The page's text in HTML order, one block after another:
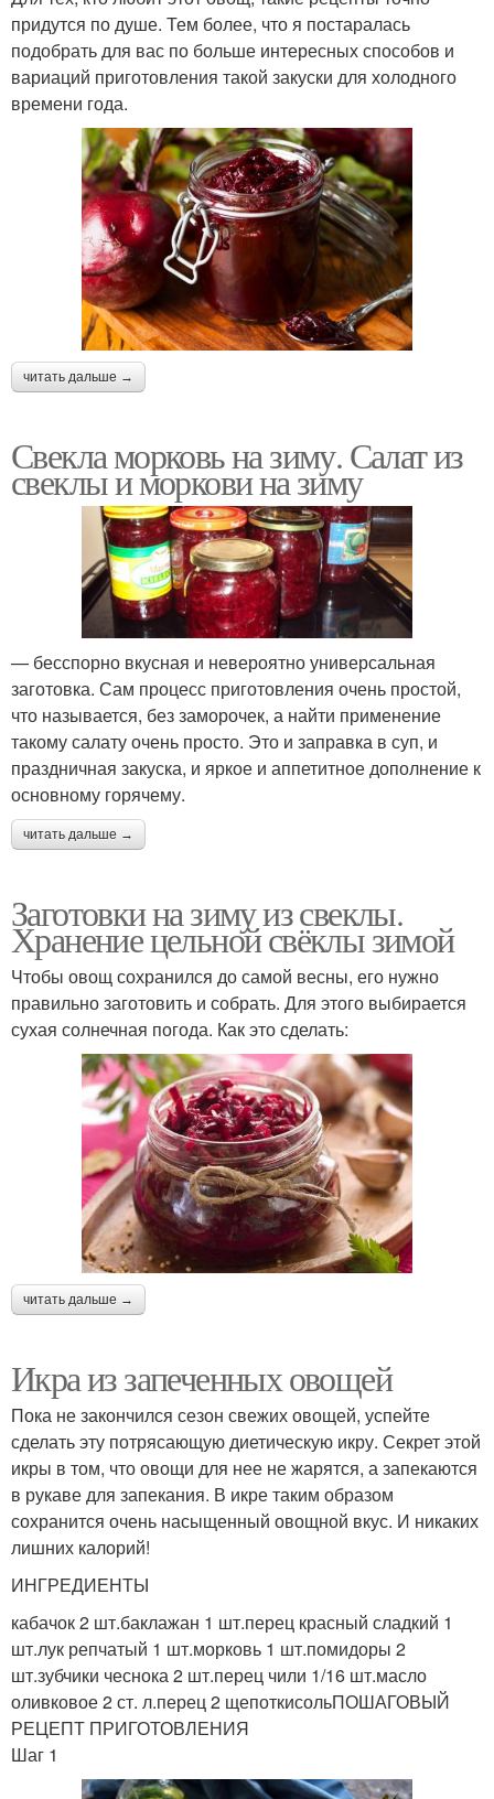
придутся по душе. Тем более, что я постаралась
подобрать для вас по больше интересных способов и
вариаций приготовления такой закуски для холодного
времени года.
читать дальше →
Свекла морковь на зиму. Салат из
свеклы и моркови на зиму
— бесспорно вкусная и невероятно универсальная
заготовка. Сам процесс приготовления очень простой,
что называется, без заморочек, а найти применение
такому салату очень просто. Это и заправка в суп, и
праздничная закуска, и яркое и аппетитное дополнение к
основному горячему.
читать дальше →
Заготовки на зиму из свеклы.
Хранение цельной свёклы зимой
Чтобы овощ сохранился до самой весны, его нужно
правильно заготовить и собрать. Для этого выбирается
сухая солнечная погода. Как это сделать:
читать дальше →
Икра из запеченных овощей
Пока не закончился сезон свежих овощей, успейте
сделать эту потрясающую диетическую икру. Секрет этой
икры в том, что овощи для нее не жарятся, а запекаются
в рукаве для запекания. В икре таким образом
сохранится очень насыщенный овощной вкус. И никаких
лишних калорий!
ИНГРЕДИЕНТЫ
кабачок 2 шт.баклажан 1 шт.перец красный сладкий 1
шт.лук репчатый 1 шт.морковь 1 шт.помидоры 2
шт.зубчики чеснока 2 шт.перец чили 1/16 шт.масло
оливковое 2 ст. л.перец 2 щепоткисольПОШАГОВЫЙ
РЕЦЕПТ ПРИГОТОВЛЕНИЯ
Шаг 1